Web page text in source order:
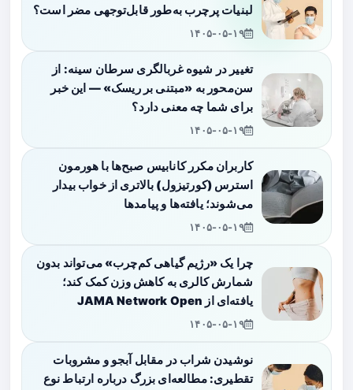
لبنیات پرچرب به‌طور قابل‌توجهی مضر است؟
۱۴۰۵-۰۵-۱۹
تغییر در شیوه غربالگری سرطان سینه: از
سن‌محور به «مبتنی بر ریسک» — این خبر
برای شما چه معنی دارد؟
۱۴۰۵-۰۵-۱۹
کاربران مکرر کانابیس صبح‌ها با هورمون
استرس (کورتیزول) بالاتری از خواب بیدار
می‌شوند؛ یافته‌ها و پیامدها
۱۴۰۵-۰۵-۱۹
چرا یک «رژیم گیاهی کم‌چرب» می‌تواند بدون
شمارش کالری به کاهش وزن کمک کند؛
یافته‌ای از JAMA Network Open
۱۴۰۵-۰۵-۱۹
نوشیدن شراب در مقابل آبجو و مشروبات
تقطیری: مطالعه‌ای بزرگ درباره ارتباط نوع